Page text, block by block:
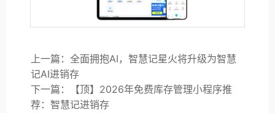
上一篇：全面拥抱AI，智慧记星火将升级为智慧
记AI进销存
下一篇：【顶】2026年免费库存管理小程序推
荐：智慧记进销存